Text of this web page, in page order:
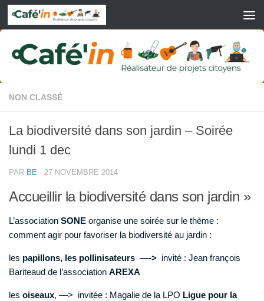
Skip to content
NON CLASSÉ
La biodiversité dans son jardin – Soirée
lundi 1 dec
PAR BE · 27 NOVEMBRE 2014
Accueillir la biodiversité dans son jardin »
L’association SONE organise une soirée sur le thème :
comment agir pour favoriser la biodiversité au jardin :
les papillons, les pollinisateurs —-> invité : Jean françois
Bariteaud de l’association AREXA
les oiseaux, —> invitée : Magalie de la LPO Ligue pour la